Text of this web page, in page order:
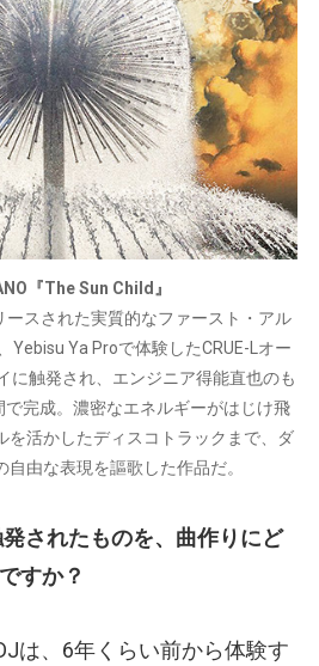
『The Sun Child』
ースされた実質的なファースト・アル
Yebisu Ya Proで体験したCRUE-Lオー
に触発され、エンジニア得能直也のも
完成。濃密なエネルギーがはじけ飛
を活かしたディスコトラックまで、ダ
自由な表現を謳歌した作品だ。
されたものを、曲作りにど
すか？
は、6年くらい前から体験す